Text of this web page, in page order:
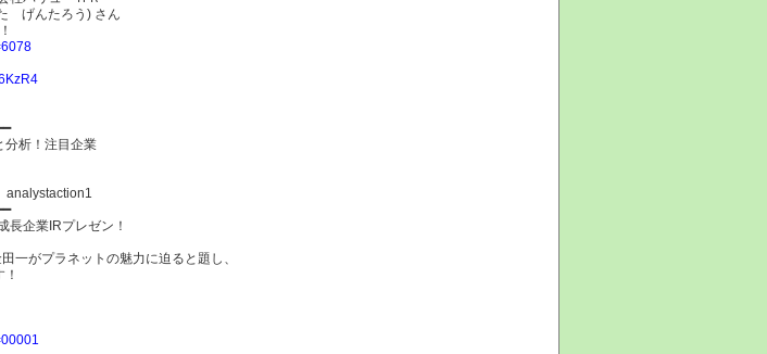
げんたろう) さん
分析！注目企業
企業IRプレゼン！
一がプラネットの魅力に迫ると題し、